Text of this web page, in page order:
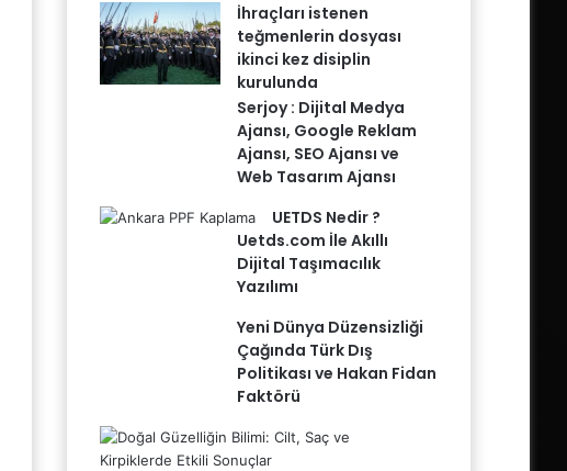
İhraçları istenen
teğmenlerin dosyası
ikinci kez disiplin
kurulunda
Serjoy : Dijital Medya
Ajansı, Google Reklam
Ajansı, SEO Ajansı ve
Web Tasarım Ajansı
UETDS Nedir ?
Uetds.com İle Akıllı
Dijital Taşımacılık
Yazılımı
Yeni Dünya Düzensizliği
Çağında Türk Dış
Politikası ve Hakan Fidan
Faktörü